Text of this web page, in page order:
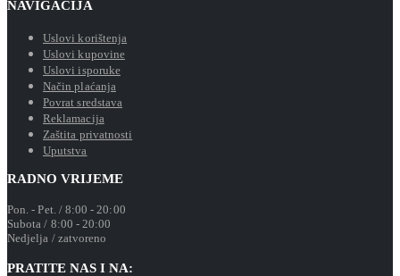
NAVIGACIJA
Uslovi korištenja
Uslovi kupovine
Uslovi isporuke
Način plaćanja
Povrat sredstava
Reklamacija
Zaštita privatnosti
Uputstva
RADNO VRIJEME
Pon. - Pet. / 8:00 - 20:00
Subota / 8:00 - 20:00
Nedjelja / zatvoreno
PRATITE NAS I NA: